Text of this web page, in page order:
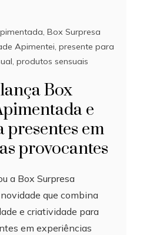
, Box Surpresa
Apimentei, presente para
, produtos sensuais
Box
e
em
provocantes
a Box Surpresa
que combina
e criatividade para
em experiências